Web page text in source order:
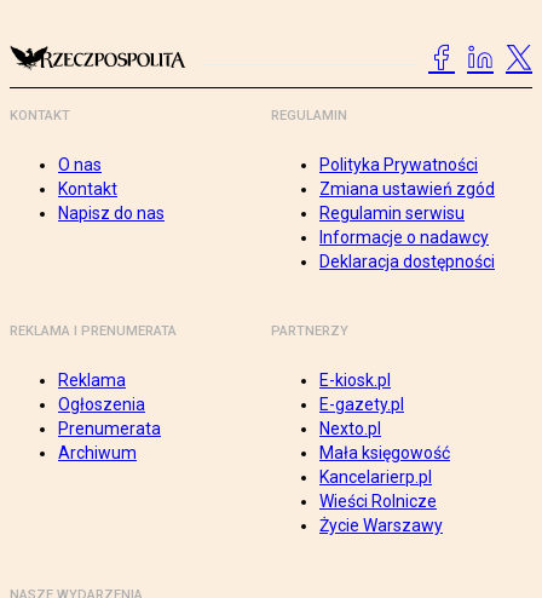
KONTAKT
O nas
Kontakt
Napisz do nas
REGULAMIN
Polityka Prywatności
Zmiana ustawień zgód
Regulamin serwisu
Informacje o nadawcy
Deklaracja dostępności
REKLAMA I PRENUMERATA
Reklama
Ogłoszenia
Prenumerata
Archiwum
PARTNERZY
E-kiosk.pl
E-gazety.pl
Nexto.pl
Mała księgowość
Kancelarierp.pl
Wieści Rolnicze
Życie Warszawy